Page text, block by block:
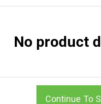
No product
Continue To